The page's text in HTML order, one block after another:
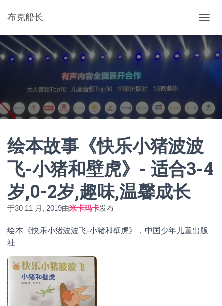
布克船长
换
导
航
绘本故事《快乐小猪波波
飞-小猪和壁虎》- 适合3-4
岁,0-2岁,趣味,温馨成长
于30 11 月, 2019由米卡玛卡发布
绘本《快乐小猪波波飞-小猪和壁虎》，中国少年儿童出版
社